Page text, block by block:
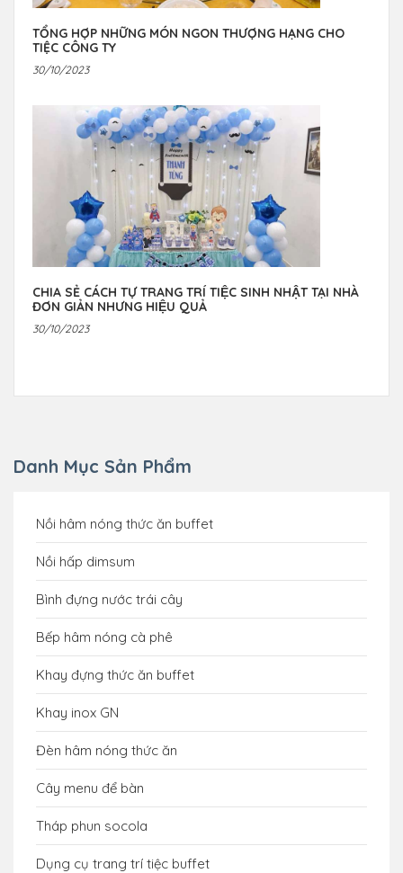
TỔNG HỢP NHỮNG MÓN NGON THƯỢNG HẠNG CHO
TIỆC CÔNG TY
30/10/2023
CHIA SẺ CÁCH TỰ TRANG TRÍ TIỆC SINH NHẬT TẠI NHÀ
ĐƠN GIẢN NHƯNG HIỆU QUẢ
30/10/2023
Danh Mục Sản Phẩm
Nồi hâm nóng thức ăn buffet
Nồi hấp dimsum
Bình đựng nước trái cây
Bếp hâm nóng cà phê
Khay đựng thức ăn buffet
Khay inox GN
Đèn hâm nóng thức ăn
Cây menu để bàn
Tháp phun socola
Dụng cụ trang trí tiệc buffet